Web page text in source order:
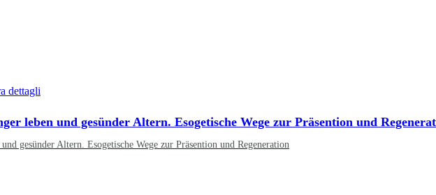
dettagli
leben und gesünder Altern. Esogetische Wege zur Präsention und
gesünder Altern. Esogetische Wege zur Präsention und Regeneration